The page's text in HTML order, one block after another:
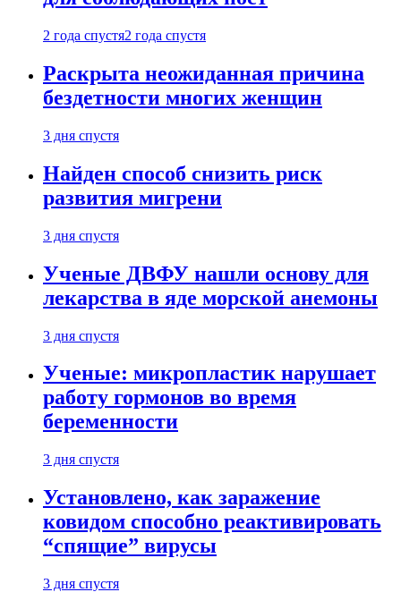
2 года спустя2 года спустя
Раскрыта неожиданная причина
бездетности многих женщин
3 дня спустя
Найден способ снизить риск
развития мигрени
3 дня спустя
Ученые ДВФУ нашли основу для
лекарства в яде морской анемоны
3 дня спустя
Ученые: микропластик нарушает
работу гормонов во время
беременности
3 дня спустя
Установлено, как заражение
ковидом способно реактивировать
“спящие” вирусы
3 дня спустя